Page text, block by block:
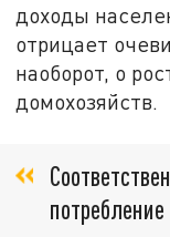
доходы
отрицает
наоборот, о
домохозяйств.